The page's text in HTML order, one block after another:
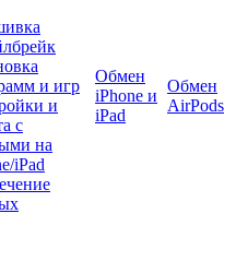
и игр
и
с
на
iPad
Обмен
iPhone и
iPad
Обмен
AirPods